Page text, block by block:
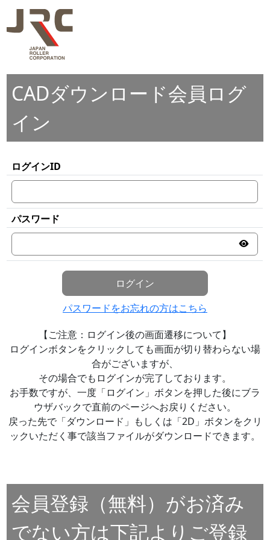
CADダウンロード会員ログ
イン
ログインID
パスワード
ログイン
パスワードをお忘れの方はこちら
【ご注意：ログイン後の画面遷移について】
ログインボタンをクリックしても画面が切り替わらない場
合がございますが、
その場合でもログインが完了しております。
お手数ですが、一度「ログイン」ボタンを押した後にブラ
ウザバックで直前のページへお戻りください。
戻った先で「ダウンロード」もしくは「2D」ボタンをクリ
ックいただく事で該当ファイルがダウンロードできます。
会員登録（無料）がお済み
でない方は下記よりご登録